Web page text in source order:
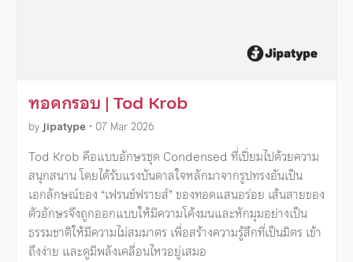
ทอดกรอบ | Tod Krob
byJipatype • 07 Mar 2026
Tod Krob คือแบบอักษรชุด Condensed ที่เปี่ยมไปด้วยความ
สนุกสนาน โดยได้รับแรงบันดาลใจหลักมาจากรูปทรงอันเป็น
เอกลักษณ์ของ “เฟรนช์ฟรายส์” ของทอดแสนอร่อย เส้นสายของ
ตัวอักษรจึงถูกออกแบบให้มีความโค้งมนและหักมุมอย่างเป็น
ธรรมชาติให้มีความไม่สมมาตร เพื่อสร้างความรู้สึกที่เป็นมิตร เข้า
ถึงง่าย และดูมีพลังเคลื่อนไหวอยู่เสมอ